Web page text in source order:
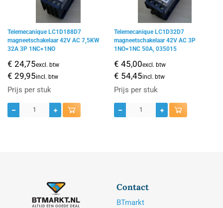
Telemecanique LC1D188D7
magneetschakelaar 42V AC 7,5KW
32A 3P 1NC+1NO
€ 24,75excl. btw
€ 29,95incl. btw
Prijs per stuk
Telemecanique LC1D32D7
magneetschakelaar 42V AC 3P
1NO+1NC 50A, 035015
€ 45,00excl. btw
€ 54,45incl. btw
Prijs per stuk
Contact
BTmarkt